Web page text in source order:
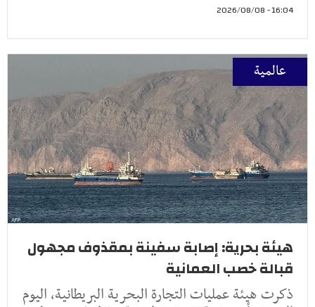
16:04 - 2026/08/08
عالمية
هيئة بحرية: إصابة سفينة بمقذوف مجهول
قبالة خصب العمانية
ذكرت هيئة عمليات التجارة البحرية البريطانية، اليوم